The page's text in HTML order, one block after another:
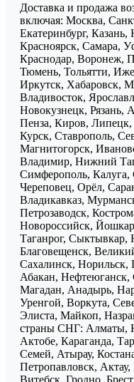
Доставка и продажа
включая: Москва,
Екатеринбург,
Красноярск, Самара,
Краснодар, Воронеж,
Тюмень, Тольятти,
Иркутск, Хабаровск,
Владивосток,
Новокузнецк, Рязань,
Пенза, Киров, Липецк,
Курск, Ставрополь,
Магнитогорск,
Владимир, Нижний
Симферополь,
Череповец, Орёл,
Владикавказ,
Петрозаводск,
Новороссийск,
Таганрог, Сыктывкар,
Благовещенск,
Сахалинск, Норильск,
Абакан,
Магадан, Анадырь,
Уренгой, Воркута,
Элиста, Майкоп,
страны СНГ: Алматы,
Актобе, Караганда,
Семей, Атырау,
Петропавловск,
Витебск, Гродно,